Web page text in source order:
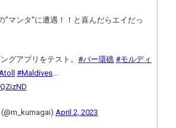
”マンタ”に遭遇！！と喜んだらエイだっ
グアプリをテスト。 #バー環礁 #モルディ
#Maldives…
April 2, 2023